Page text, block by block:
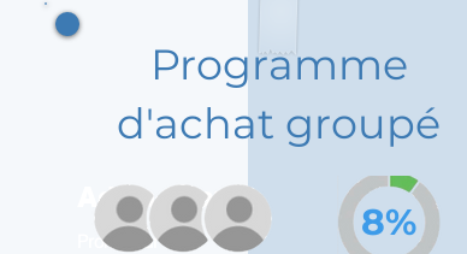
Adam Caar
Promoteur
Programme
d'achat groupé
8%